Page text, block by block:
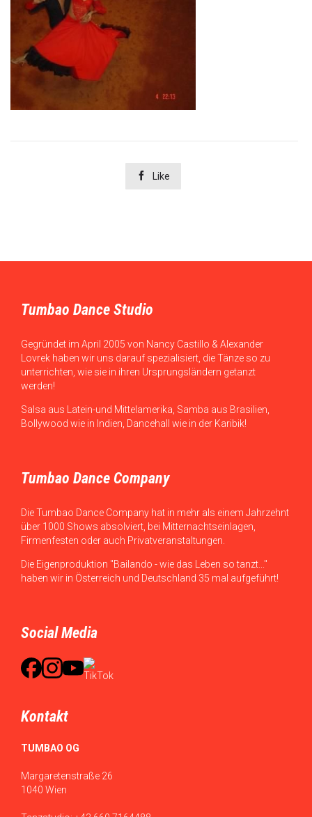
 Like
Tumbao Dance Studio
Gegründet im April 2005 von Nancy Castillo & Alexander
Lovrek haben wir uns darauf spezialisiert, die Tänze so zu
unterrichten, wie sie in ihren Ursprungsländern getanzt
werden!
Salsa aus Latein-und Mittelamerika, Samba aus Brasilien,
Bollywood wie in Indien, Dancehall wie in der Karibik!
Tumbao Dance Company
Die Tumbao Dance Company hat in mehr als einem Jahrzehnt
über 1000 Shows absolviert, bei Mitternachtseinlagen,
Firmenfesten oder auch Privatveranstaltungen.
Die Eigenproduktion "Bailando - wie das Leben so tanzt..."
haben wir in Österreich und Deutschland 35 mal aufgeführt!
Social Media
Kontakt
TUMBAO OG
Margaretenstraße 26
1040 Wien